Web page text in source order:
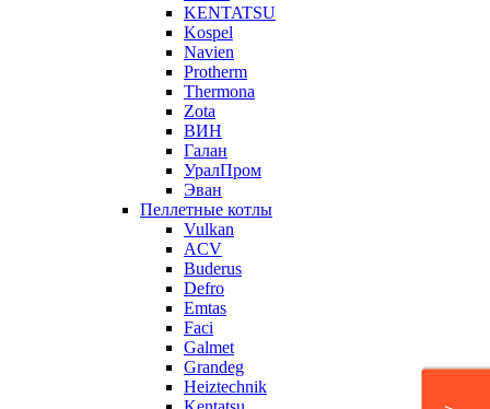
KENTATSU
Kospel
Navien
Protherm
Thermona
Zota
ВИН
Галан
УралПром
Эван
Пеллетные котлы
Vulkan
ACV
Buderus
Defro
Emtas
Faci
Galmet
Grandeg
Heiztechnik